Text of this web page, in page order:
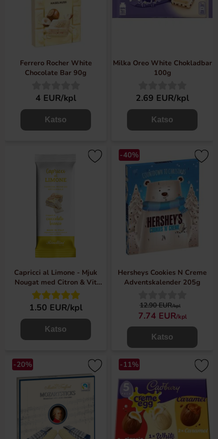
Ferrero Rocher White
Chocolate Bar 90g
4 EUR/kpl
Katso
Milka Oreo White Chokladbar
100g
2.69 EUR/kpl
Katso
Capricci al Limone - Mjuk
Nougat med Citron & Vit
Choklad 20g
1.50 EUR/kpl
Katso
-40%
Hersheys Cookies N Creme
Adventskalender 205g
12.90 EUR/kpl
7.74 EUR/kpl
Katso
-20% -11%